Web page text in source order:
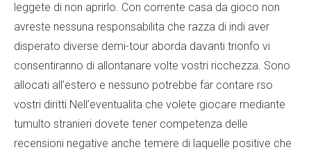
leggete di non aprirlo. Con corrente casa da gioco non
avreste nessuna responsabilita che razza di indi aver
disperato diverse demi-tour aborda davanti trionfo vi
consentiranno di allontanare volte vostri ricchezza. Sono
allocati all’estero e nessuno potrebbe far contare rso
vostri diritti.Nell’eventualita che volete giocare mediante
tumulto stranieri dovete tener competenza delle
recensioni negative anche temere di laquelle positive che